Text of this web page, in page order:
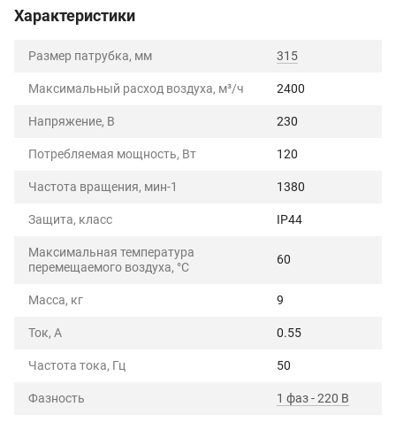
Характеристики
Размер патрубка, мм 315
Максимальный расход воздуха, м³/ч 2400
Напряжение, В 230
Потребляемая мощность, Вт 120
Частота вращения, мин-1 1380
Защита, класс IP44
Максимальная температура
перемещаемого воздуха, °C
60
Масса, кг 9
Ток, А 0.55
Частота тока, Гц 50
Фазность 1 фаз - 220 В